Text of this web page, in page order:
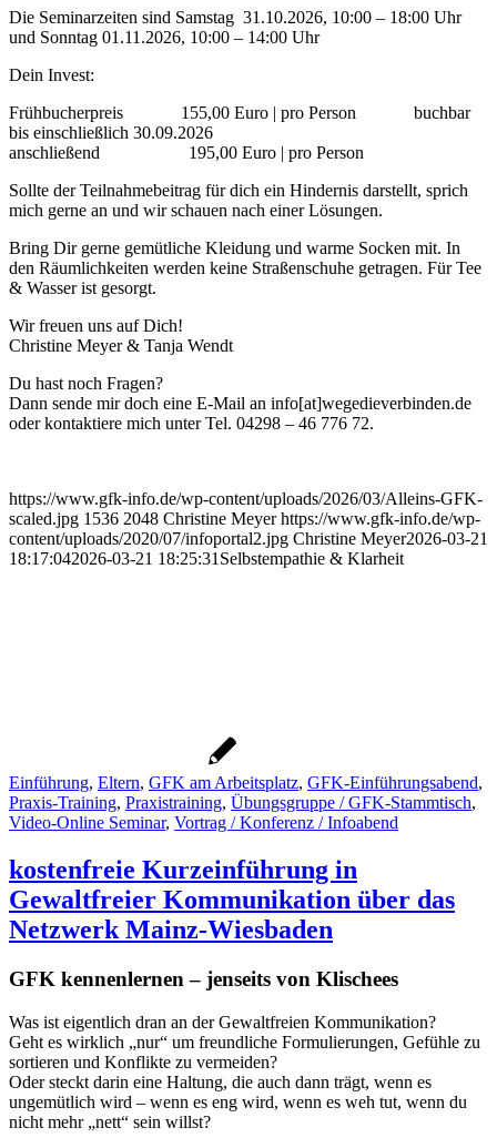
Die Seminarzeiten sind Samstag 31.10.2026, 10:00 – 18:00 Uhr
und Sonntag 01.11.2026, 10:00 – 14:00 Uhr
Dein Invest:
Frühbucherpreis 155,00 Euro | pro Person buchbar
bis einschließlich 30.09.2026
anschließend 195,00 Euro | pro Person
Sollte der Teilnahmebeitrag für dich ein Hindernis darstellt, sprich
mich gerne an und wir schauen nach einer Lösungen.
Bring Dir gerne gemütliche Kleidung und warme Socken mit. In
den Räumlichkeiten werden keine Straßenschuhe getragen. Für Tee
& Wasser ist gesorgt.
Wir freuen uns auf Dich!
Christine Meyer & Tanja Wendt
Du hast noch Fragen?
Dann sende mir doch eine E-Mail an info[at]wegedieverbinden.de
oder kontaktiere mich unter Tel. 04298 – 46 776 72.
https://www.gfk-info.de/wp-content/uploads/2026/03/Alleins-GFK-
scaled.jpg 1536 2048 Christine Meyer https://www.gfk-info.de/wp-
content/uploads/2020/07/infoportal2.jpg Christine Meyer2026-03-21
18:17:042026-03-21 18:25:31 Selbstempathie & Klarheit
Einführung, Eltern, GFK am Arbeitsplatz, GFK-Einführungsabend,
Praxis-Training, Praxistraining, Übungsgruppe / GFK-Stammtisch,
Video-Online Seminar, Vortrag / Konferenz / Infoabend
kostenfreie Kurzeinführung in
Gewaltfreier Kommunikation über das
Netzwerk Mainz-Wiesbaden
GFK kennenlernen – jenseits von Klischees
Was ist eigentlich dran an der Gewaltfreien Kommunikation?
Geht es wirklich „nur“ um freundliche Formulierungen, Gefühle zu
sortieren und Konflikte zu vermeiden?
Oder steckt darin eine Haltung, die auch dann trägt, wenn es
ungemütlich wird – wenn es eng wird, wenn es weh tut, wenn du
nicht mehr „nett“ sein willst?